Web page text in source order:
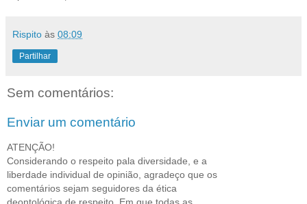
Rispito às 08:09
Partilhar
Sem comentários:
Enviar um comentário
ATENÇÃO!
Considerando o respeito pala diversidade, e a
liberdade individual de opinião, agradeço que os
comentários sejam seguidores da ética